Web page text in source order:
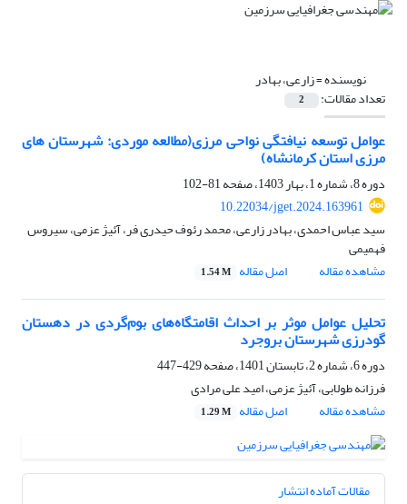
نویسنده =زارعی، بهادر
تعداد مقالات: 2
عوامل توسعه نیافتگی نواحی مرزی(مطالعه موردی: شهرستان های
مرزی استان کرمانشاه)
دوره 8، شماره 1، بهار 1403، صفحه
81-102
10.22034/jget.2024.163961
سید عباس احمدی، بهادر زارعی، محمد رئوف حیدری فر، آئیژ عزمی، سیروس
فهمیمی
مشاهده مقاله
اصل مقاله 1.54 M
تحلیل عوامل موثر بر احداث اقامتگاه‌های بوم‌گردی در دهستان
گودرزی شهرستان بروجرد
دوره 6، شماره 2، تابستان 1401، صفحه
429-447
فرزانه طولابی، آئیژ عزمی، امید علی مرادی
مشاهده مقاله
اصل مقاله 1.29 M
مقالات آماده انتشار